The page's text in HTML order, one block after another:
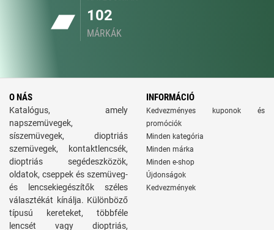
102
MÁRKÁK
O NÁS
Katalógus, amely
napszemüvegek,
síszemüvegek, dioptriás
szemüvegek, kontaktlencsék,
dioptriás segédeszközök,
oldatok, cseppek és szemüveg-
és lencsekiegészítők széles
választékát kínálja. Különböző
típusú kereteket, többféle
lencsét vagy dioptriás,
INFORMÁCIÓ
Kedvezményes kuponok és
promóciók
Minden kategória
Minden márka
Minden e-shop
Újdonságok
Kedvezmények